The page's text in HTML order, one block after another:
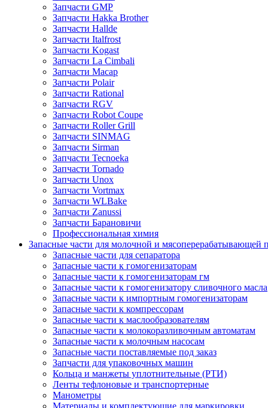
Запчасти GMP
Запчасти Hakka Brother
Запчасти Hallde
Запчасти Italfrost
Запчасти Kogast
Запчасти La Cimbali
Запчасти Macap
Запчасти Polair
Запчасти Rational
Запчасти RGV
Запчасти Robot Coupe
Запчасти Roller Grill
Запчасти SINMAG
Запчасти Sirman
Запчасти Tecnoeka
Запчасти Tornado
Запчасти Unox
Запчасти Vortmax
Запчасти WLBake
Запчасти Zanussi
Запчасти Барановичи
Профессиональная химия
Запасные части для молочной и мясоперерабатывающей
Запасные части для сепаратора
Запасные части к гомогенизаторам
Запасные части к гомогенизаторам гм
Запасные части к гомогенизатору сливочного масла
Запасные части к импортным гомогенизаторам
Запасные части к компрессорам
Запасные части к маслообразователям
Запасные части к молокоразливочным автоматам
Запасные части к молочным насосам
Запасные части поставляемые под заказ
Запчасти для упаковочных машин
Кольца и манжеты уплотнительные (РТИ)
Ленты тефлоновые и транспортерные
Манометры
Материалы и комплектующие для маркировки